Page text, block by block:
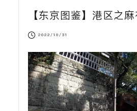
【东京图鉴】港区之
2022/10/31